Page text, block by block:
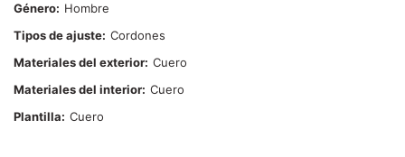
Género
Hombre
Tipos de ajuste Cordones
Materiales del exterior Cuero
Materiales del interior Cuero
Plantilla
Cuero